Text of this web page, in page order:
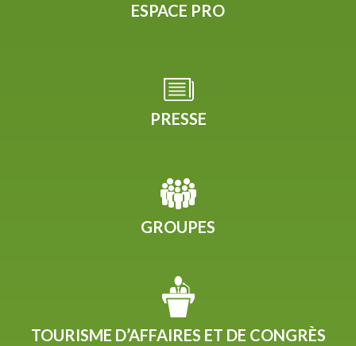
ESPACE PRO
PRESSE
GROUPES
TOURISME D’AFFAIRES ET DE CONGRÈS